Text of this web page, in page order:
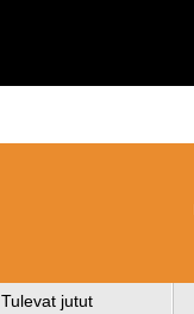
Tulevat jutut